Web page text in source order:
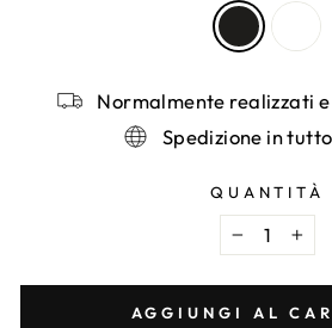
Normalmente realizzati
Spedizione in
QUANTITÀ
− +
AGGIUNGI AL